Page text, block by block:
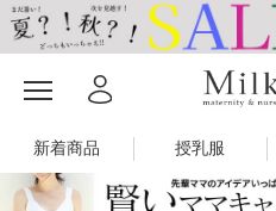
新着商品 授乳服